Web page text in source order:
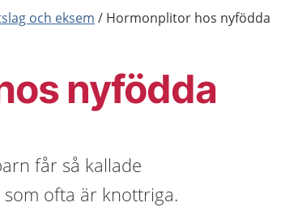
och eksem Hormonplitor hos nyfödda
nyfödda
får så kallade
ofta är knottriga.